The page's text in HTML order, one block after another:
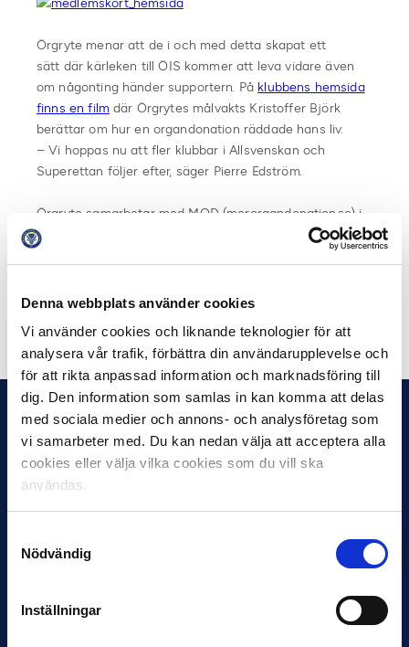
Denna webbplats använder cookies
Vi använder cookies och liknande teknologier för att
analysera vår trafik, förbättra din användarupplevelse och
för att rikta anpassad information och marknadsföring till
dig. Den information som samlas in kan komma att delas
med sociala medier och annons- och analysföretag som
vi samarbeter med. Du kan nedan välja att acceptera alla
cookies eller välja vilka cookies som du vill ska
användas.
Nödvändig
Inställningar
Örgryte menar att de i och med detta skapat ett
sätt där kärleken till ÖIS kommer att leva vidare även
om någonting händer supportern. På klubbens hemsida
finns en filmdär Örgrytes målvakts Kristoffer Björk
berättar om hur en organdonation räddade hans liv.
– Vi hoppas nu att fler klubbar i Allsvenskan och
Superettan följer efter, säger Pierre Edström.
Örgryte samarbetar med MOD (merorgandonation.se) i
frågan och avstampet blir i samband med matchen mot
Degerfors där MOD kommer att tala från innerplan
Dela på Facebook Dela på Twitter